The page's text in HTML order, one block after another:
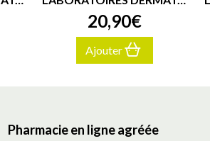
20,90€
Ajouter
Pharmacie en ligne agréée